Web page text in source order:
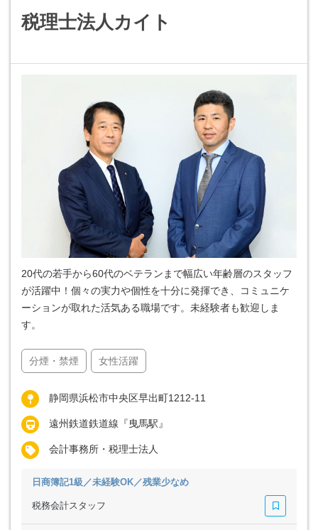
税理士法人カイト
20代の若手から60代のベテランまで幅広い年齢層のスタッフ
が活躍中！個々の実力や個性を十分に発揮でき、コミュニケ
ーションが取れた活気ある職場です。未経験者も歓迎しま
す。
分煙・禁煙 女性活躍
静岡県浜松市中央区早出町1212-11
遠州鉄道鉄道線『曳馬駅』
会計事務所・税理士法人
日商簿記1級／未経験OK／残業少なめ
税務会計スタッフ